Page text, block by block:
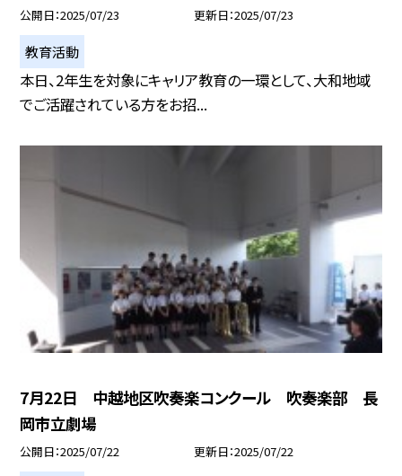
公開日 2025/07/23 更新日 2025/07/23
教育活動
本日、2年生を対象にキャリア教育の一環として、大和地域
でご活躍されている方をお招...
7月22日 中越地区吹奏楽コンクール 吹奏楽部 長
岡市立劇場
公開日 2025/07/22 更新日 2025/07/22